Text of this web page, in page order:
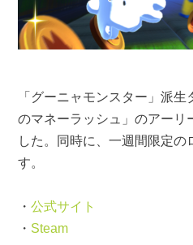
「グーニャモンスター」派
のマネーラッシュ」のアーリ
した。同時に、一週間限定
す。
・公式サイト
・ Steam